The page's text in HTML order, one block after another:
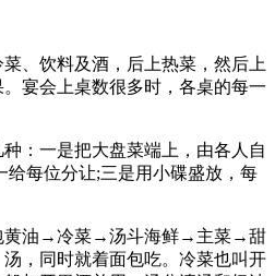
、饮料及酒，后上热菜，然后上
宴会上桌数很多时，各桌的每一
种：一是把大盘菜端上，由各人自
给每位分让;三是用小碟盛放，每
黄油→冷菜→汤斗海鲜→主菜→甜
，同时就着面包吃。冷菜也叫开